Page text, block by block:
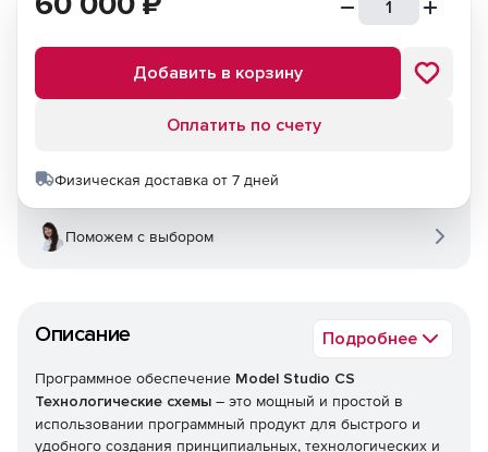
Описание Подробнее
Программное обеспечение Model Studio CS
Технологические схемы – это мощный и простой в
использовании программный продукт для быстрого и
удобного создания принципиальных, технологических и
Добавить в корзину
Оплатить по счету
Физическая доставка от 7 дней
Поможем с выбором